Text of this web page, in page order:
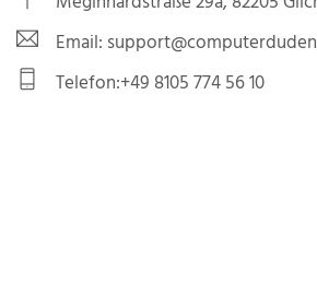
Email:
Telefon:+49 8105 774 56 10